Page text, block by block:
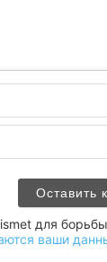
для
ваши